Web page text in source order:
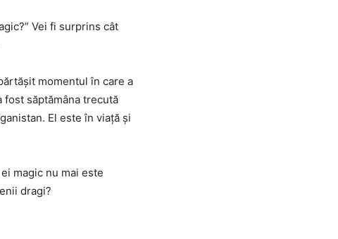
Vei fi surprins cât
momentul în care a
fost săptămâna trecută
El este în viață și
magic nu mai este
dragi?